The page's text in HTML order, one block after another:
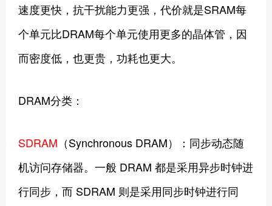
速度更快，抗干扰能力更强，代价就是SRAM每
个单元比DRAM每个单元使用更多的晶体管，因
而密度低，也更贵，功耗也更大。
DRAM分类：
SDRAM （Synchronous DRAM）：同步动态随
机访问存储器。一般 DRAM 都是采用异步时钟进
行同步，而 SDRAM 则是采用同步时钟进行同